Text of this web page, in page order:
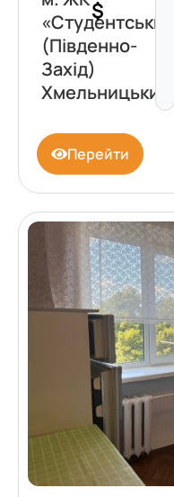
«Студентський»
(Південно-
Захід)
Хмельницький
$
Перейти